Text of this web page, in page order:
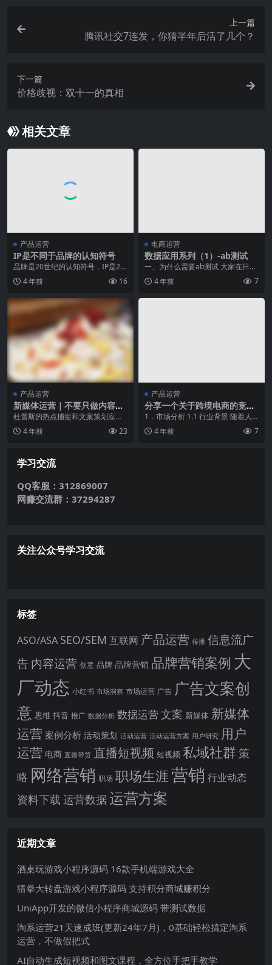
上一篇
腾讯社交7连发，你猜半年后活了几个？
下一篇
价格歧视：双十一的真相
相关文章
产品运营
IP是不同于品牌的认知符号
品牌是20世纪的认知符号，IP是21
世纪的认知符号。品牌是工业文明
商业的硕果，I...
4 年前 16
电商运营
数据应用系列（1）-ab测试
一、为什么需要ab测试 大家在日常
工作中是否会遇到以下问题： 1）
产品经理提出一...
4 年前 7
产品运营
新媒体运营｜不要只做内容的
搬运工，更要去做内容的规划
者
杜蕾斯的热点捕捉和文案策划应该
是所有做新媒体运营的人学习的对
象，但这并不是说所有...
4 年前 23
产品运营
分享一个关于跨境电商的竞品
分析报告
1．市场分析 1.1 行业背景 随着人
们生活水平的提高，消费能力的提
升...4 年前 7
学习交流
QQ客服：312869007
网赚交流群：37294287
关注公众号学习交流
标签
ASO/ASA SEO/SEM 互联网 产品运营 传播 信息流广
告 内容运营 创意 品牌 品牌营销 品牌营销案例 大
厂动态 小红书 市场洞察 市场运营 广告 广告文案创
意 思维 抖音 推广 数据分析 数据运营 文案 新媒体 新媒体
运营 案例分析 活动策划 活动运营 活动运营方案 用户研究 用户
运营 电商 直播带货 直播短视频 短视频 私域社群 策
略 网络营销 职场 职场生涯营销 行业动态
资料下载 运营数据运营方案
近期文章
酒桌玩游戏小程序源码 16款手机端游戏大全
猜拳大转盘游戏小程序源码 支持积分商城赚积分
UniApp开发的微信小程序商城源码 带测试数据
淘系运营21天速成班(更新24年7月)，0基础轻松搞定淘系
运营，不做假把式
AI自动生成短视频和图文课程，全方位手把手教学